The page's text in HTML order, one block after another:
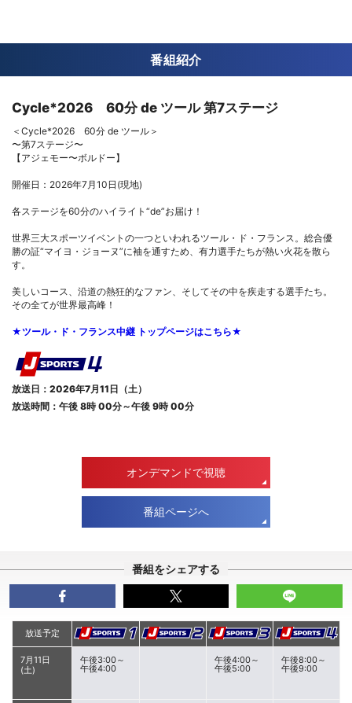
番組紹介
Cycle*2026 60分 de ツール 第7ステージ
＜Cycle*2026 60分 de ツール＞
〜第7ステージ〜
【アジェモー〜ボルドー】
開催日：2026年7月10日(現地)
各ステージを60分のハイライト“de”お届け！
世界三大スポーツイベントの一つといわれるツール・ド・フランス。総合優
勝の証“マイヨ・ジョーヌ”に袖を通すため、有力選手たちが熱い火花を散ら
す。
美しいコース、沿道の熱狂的なファン、そしてその中を疾走する選手たち。
その全てが世界最高峰！
★ツール・ド・フランス中継 トップページはこちら★
放送日：2026年7月11日（土）
放送時間：午後 8時 00分～午後 9時 00分
オンデマンドで視聴
番組ページへ
番組をシェアする
放送予定
7月11日
(土)
午後3:00～
午後4:00
午後4:00～
午後5:00
午後8:00～
午後9:00